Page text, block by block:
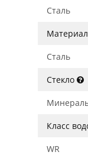
Сталь
Сталь
Стекло
Класс
WR